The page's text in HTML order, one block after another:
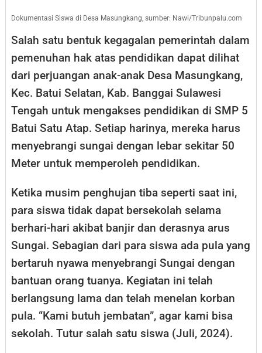
Dokumentasi Siswa di Desa Masungkang, sumber: Nawi/Tribunpalu.com
Salah satu bentuk kegagalan pemerintah dalam
pemenuhan hak atas pendidikan dapat dilihat
dari perjuangan anak-anak Desa Masungkang,
Kec. Batui Selatan, Kab. Banggai Sulawesi
Tengah untuk mengakses pendidikan di SMP 5
Batui Satu Atap. Setiap harinya, mereka harus
menyebrangi sungai dengan lebar sekitar 50
Meter untuk memperoleh pendidikan.
Ketika musim penghujan tiba seperti saat ini,
para siswa tidak dapat bersekolah selama
berhari-hari akibat banjir dan derasnya arus
Sungai. Sebagian dari para siswa ada pula yang
bertaruh nyawa menyebrangi Sungai dengan
bantuan orang tuanya. Kegiatan ini telah
berlangsung lama dan telah menelan korban
pula. “Kami butuh jembatan”, agar kami bisa
sekolah. Tutur salah satu siswa (Juli, 2024).